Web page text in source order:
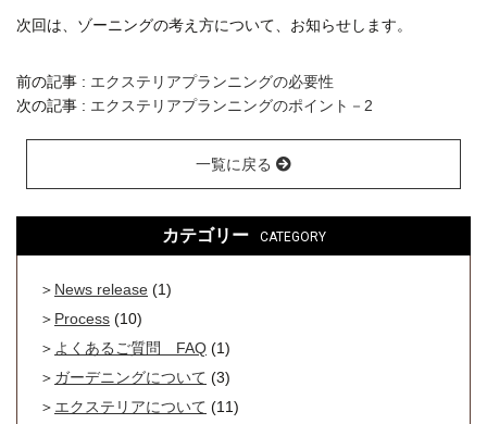
次回は、ゾーニングの考え方について、お知らせします。
前の記事 : エクステリアプランニングの必要性
次の記事 : エクステリアプランニングのポイント－2
一覧に戻る
カテゴリー CATEGORY
News release (1)
Process (10)
よくあるご質問 FAQ (1)
ガーデニングについて (3)
エクステリアについて (11)